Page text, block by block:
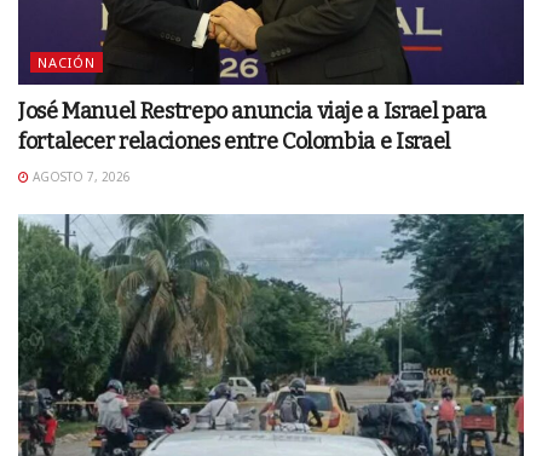
NACIÓN
José Manuel Restrepo anuncia viaje a Israel para
fortalecer relaciones entre Colombia e Israel
AGOSTO 7, 2026